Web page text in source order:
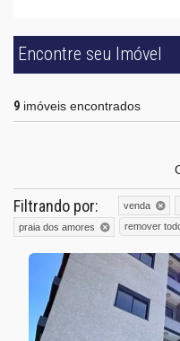
Encontre seu Imóvel
9 imóveis encontrados
Filtrando por: venda
praia dos amores
remover